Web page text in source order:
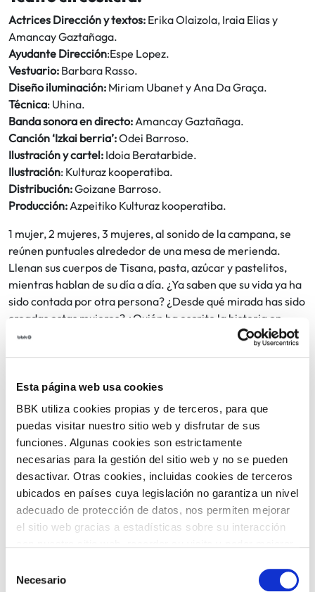
Esta página web usa cookies
BBK utiliza cookies propias y de terceros, para que
puedas visitar nuestro sitio web y disfrutar de sus
funciones. Algunas cookies son estrictamente
necesarias para la gestión del sitio web y no se pueden
desactivar. Otras cookies, incluidas cookies de terceros
ubicados en países cuya legislación no garantiza un nivel
adecuado de protección de datos, nos permiten mejorar
el sitio web gracias a estadísticas sobre su interacción
el uso que haga del sitio web con nuestros partners de
Necesario
Actrices Dirección y textos: Erika Olaizola, Iraia Elias y
Amancay Gaztañaga.
Ayudante Dirección:Espe Lopez.
Vestuario: Barbara Rasso.
Diseño iluminación: Miriam Ubanet y Ana Da Graça.
Técnica: Uhina.
Banda sonora en directo:Amancay Gaztañaga.
Canción ‘Izkai berria’:Odei Barroso.
Ilustración y cartel: Idoia Beratarbide.
Ilustración: Kulturaz kooperatiba.
Distribución:Goizane Barroso.
Producción:Azpeitiko Kulturaz kooperatiba.
1 mujer, 2 mujeres, 3 mujeres, al sonido de la campana, se
reúnen puntuales alrededor de una mesa de merienda.
Llenan sus cuerpos de Tisana, pasta, azúcar y pastelitos,
mientras hablan de su día a día. ¿Ya saben que su vida ya ha
sido contada por otra persona? ¿Desde qué mirada has sido
creadas estas mujeres? ¿Quién ha escrito la historia en
negrita? ¿Es la historia como nos la han contado? ¿Quién
Habrá un ‘Desmontaje’ tras la función de mano de Borja
Ruiz, director, actor y pedagogo teatral (un breve coloquio
con el público y la compañía para profundizar y reflexionar
sobre lo vivido en escena).
Entradas: 12 €
COMPARTIR EVENTO PASADO